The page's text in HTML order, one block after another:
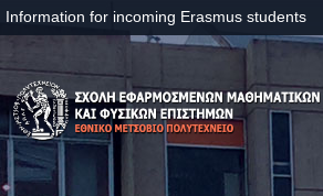
Information for incoming Erasmus students